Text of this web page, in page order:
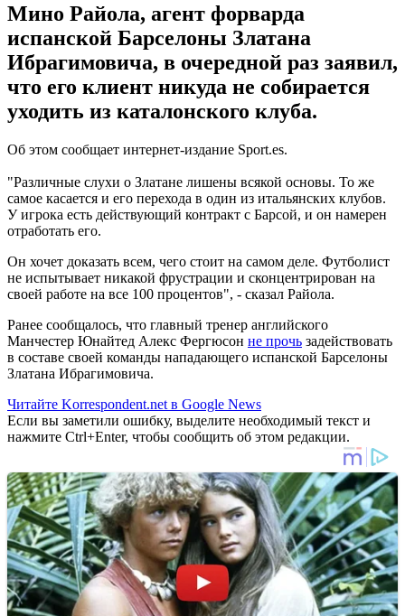
Мино Райола, агент форварда
испанской Барселоны Златана
Ибрагимовича, в очередной раз заявил,
что его клиент никуда не собирается
уходить из каталонского клуба.
Об этом сообщает интернет-издание Sport.es.
"Различные слухи о Златане лишены всякой основы. То же
самое касается и его перехода в один из итальянских клубов.
У игрока есть действующий контракт с Барсой, и он намерен
отработать его.
Он хочет доказать всем, чего стоит на самом деле. Футболист
не испытывает никакой фрустрации и сконцентрирован на
своей работе на все 100 процентов", - сказал Райола.
Ранее сообщалось, что главный тренер английского
Манчестер Юнайтед Алекс Фергюсон не прочь задействовать
в составе своей команды нападающего испанской Барселоны
Златана Ибрагимовича.
Читайте Korrespondent.net в Google News
Если вы заметили ошибку, выделите необходимый текст и
нажмите Ctrl+Enter, чтобы сообщить об этом редакции.